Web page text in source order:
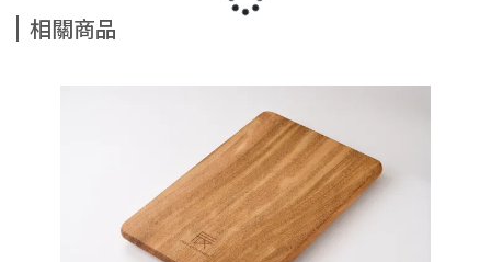
相關商品